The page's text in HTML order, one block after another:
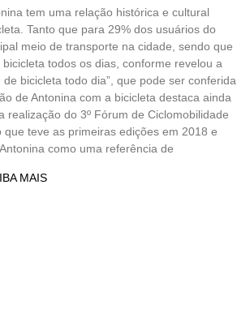
tem uma relação histórica e cultural
Tanto que para 29% dos usuários do
meio de transporte na cidade, sendo que
todos os dias, conforme revelou a
de bicicleta todo dia”, que pode ser conferida
de Antonina com a bicicleta destaca ainda
realização do 3º Fórum de Ciclomobilidade
que teve as primeiras edições em 2018 e
como uma referência de
MAIS